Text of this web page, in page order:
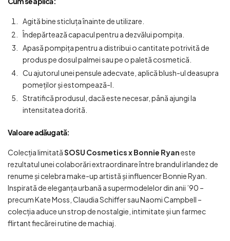
Agită bine sticluța înainte de utilizare.
Îndepărtează capacul pentru a dezvălui pompița.
Apasă pompița pentru a distribui o cantitate potrivită de
produs pe dosul palmei sau pe o paletă cosmetică.
Cu ajutorul unei pensule adecvate, aplică blush-ul deasupra
pomeților și estompează-l.
Stratifică produsul, dacă este necesar, până ajungi la
intensitatea dorită.
Valoare adăugată:
Colecția limitatăSOSU Cosmetics x Bonnie Ryaneste
rezultatul unei colaborări extraordinare între brandul irlandez de
renume și celebra make-up artistă și influencer Bonnie Ryan.
Inspirată de eleganța urbană a supermodelelor din anii ’90 –
precum Kate Moss, Claudia Schiffer sau Naomi Campbell –
colecția aduce un strop de nostalgie, intimitate și un farmec
flirtant fiecărei rutine de machiaj.